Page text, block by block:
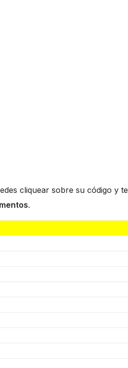
cliquear sobre su código y te
.